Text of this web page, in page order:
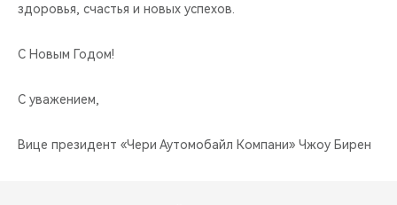
здоровья, счастья и новых успехов.
С Новым Годом!
С уважением,
Вице президент «Чери Аутомобайл Компани» Чжоу Бирен